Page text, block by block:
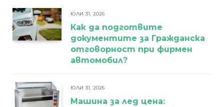
ЮЛИ 31, 2026
Как да подготвите
документите за Гражданска
отговорност при фирмен
автомобил?
ЮЛИ 31, 2026
Машина за лед цена: